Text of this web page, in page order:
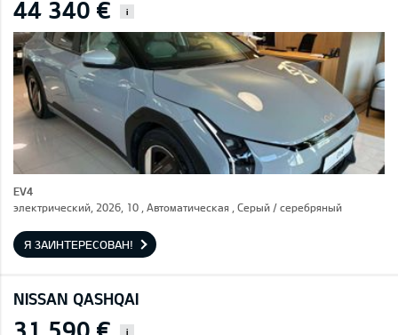
44 340 € i
EV4
электрический, 2026, 10 , Автоматическая , Серый / cеребряный
Я ЗАИНТЕРЕСОВАН!
NISSAN QASHQAI
31 590 € i